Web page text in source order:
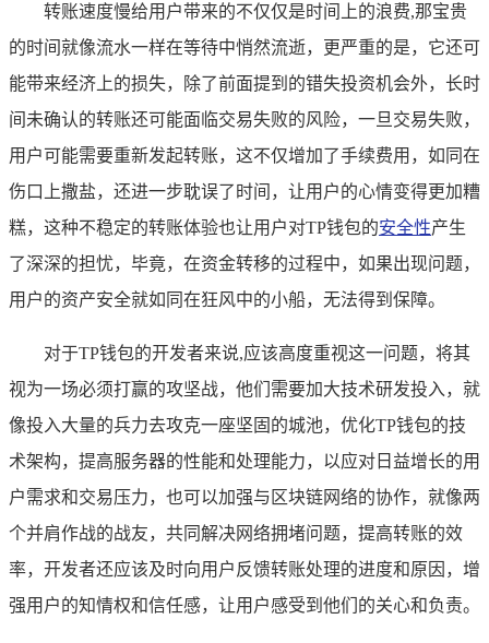
转账速度慢给用户带来的不仅仅是时间上的浪费,那宝贵
的时间就像流水一样在等待中悄然流逝，更严重的是，它还可
能带来经济上的损失，除了前面提到的错失投资机会外，长时
间未确认的转账还可能面临交易失败的风险，一旦交易失败，
用户可能需要重新发起转账，这不仅增加了手续费用，如同在
伤口上撒盐，还进一步耽误了时间，让用户的心情变得更加糟
糕，这种不稳定的转账体验也让用户对TP钱包的安全性产生
了深深的担忧，毕竟，在资金转移的过程中，如果出现问题，
用户的资产安全就如同在狂风中的小船，无法得到保障。
对于TP钱包的开发者来说,应该高度重视这一问题，将其
视为一场必须打赢的攻坚战，他们需要加大技术研发投入，就
像投入大量的兵力去攻克一座坚固的城池，优化TP钱包的技
术架构，提高服务器的性能和处理能力，以应对日益增长的用
户需求和交易压力，也可以加强与区块链网络的协作，就像两
个并肩作战的战友，共同解决网络拥堵问题，提高转账的效
率，开发者还应该及时向用户反馈转账处理的进度和原因，增
强用户的知情权和信任感，让用户感受到他们的关心和负责。